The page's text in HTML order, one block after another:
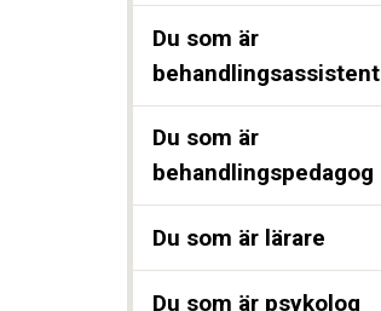
Du som är
behandlingsassistent
Du som är
behandlingspedagog
Du som är lärare
Du som är psykolog